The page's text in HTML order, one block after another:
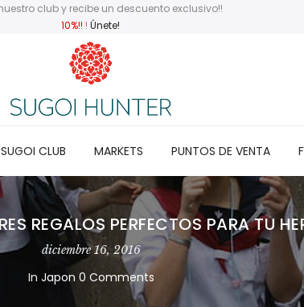
club y recibe un descuento exclusivo!!
10%!! !Únete!
SUGOI CLUB MARKETS PUNTOS DE VENTA
REGALOS PERFECTOS PARA TU
diciembre 16, 2016
In Japon 0 Comments